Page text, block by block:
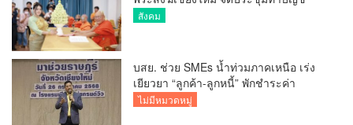
รายรับรายจ่ายของวัด กว่า 300 รูป ที่วัด
สังคม
บสย. ช่วย SMEs น้ำท่วมภาคเหนือ เร่ง
เยียวยา “ลูกค้า-ลูกหนี้” พักชำระค่า
ธรรมเนียม-ค่างวด
ไม่มีหมวดหมู่